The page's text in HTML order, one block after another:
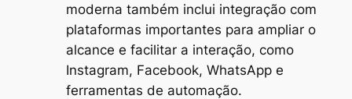
moderna também inclui integração com
plataformas importantes para ampliar o
alcance e facilitar a interação, como
Instagram, Facebook, WhatsApp e
ferramentas de automação.